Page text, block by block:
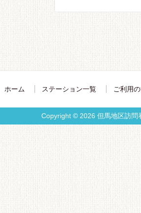
ホーム ステーション一覧 ご利用
Copyright © 2026 但馬地区訪問